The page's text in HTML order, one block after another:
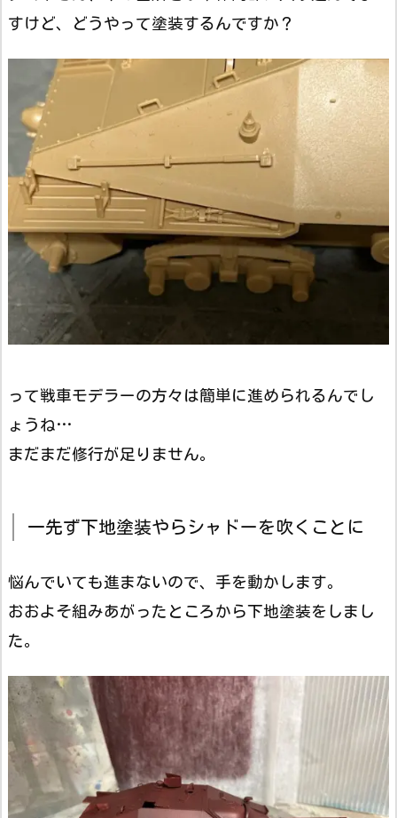
すけど、どうやって塗装するんですか？
って戦車モデラーの方々は簡単に進められるんでし
ょうね…
まだまだ修行が足りません。
一先ず下地塗装やらシャドーを吹くことに
悩んでいても進まないので、手を動かします。
おおよそ組みあがったところから下地塗装をしまし
た。